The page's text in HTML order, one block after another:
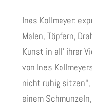
Ines Kollmeyer:
Malen, Töpfern,
Kunst in all‘ ihrer
von Ines
nicht ruhig
einem